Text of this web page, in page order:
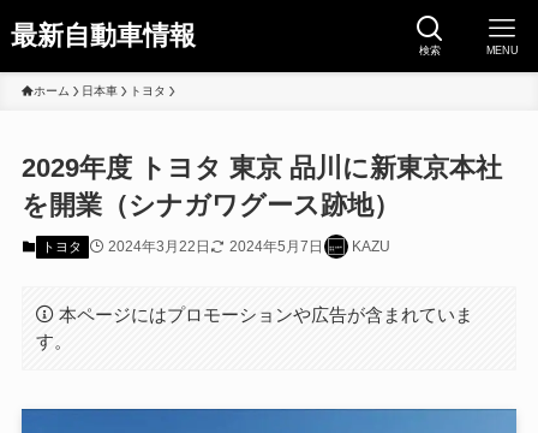
最新自動車情報 検索 MENU
ホーム 日本車 トヨタ
2029年度 トヨタ 東京 品川に新東京本社
を開業（シナガワグース跡地）
トヨタ 2024年3月22日 2024年5月7日 KAZU
本ページにはプロモーションや広告が含まれていま
す。